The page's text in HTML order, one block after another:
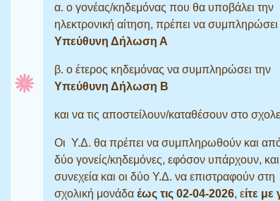
α. ο γονέας/κηδεμόνας που θα υποβάλει την
ηλεκτρονική αίτηση, πρέπει να συμπληρώσει
Υπεύθυνη Δήλωση Α
β. ο έτερος κηδεμόνας να συμπληρώσει την
Υπεύθυνη Δήλωση Β
και να τις αποστείλουν/καταθέσουν στο
Οι Υ.Δ. θα πρέπει να συμπληρωθούν και
δύο γονείς/κηδεμόνες, εφόσον υπάρχουν, και
συνεχεία και οι δύο Υ.Δ. να επιστραφούν στη
σχολική μονάδα έως τις 02-04-2026, είτε με